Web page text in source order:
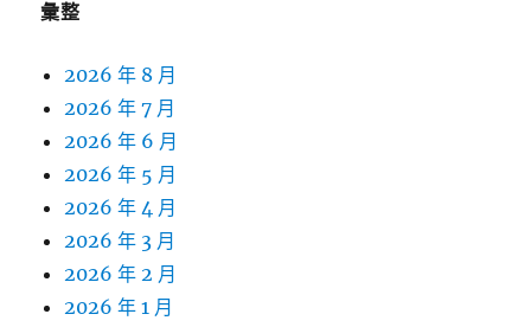
彙整
2026 年 8 月
2026 年 7 月
2026 年 6 月
2026 年 5 月
2026 年 4 月
2026 年 3 月
2026 年 2 月
2026 年 1 月